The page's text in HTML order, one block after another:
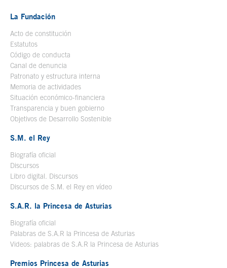
La Fundación
Acto de constitución
Estatutos
Código de conducta
Canal de denuncia
Patronato y estructura interna
Memoria de actividades
Situación económico-financiera
Transparencia y buen gobierno
Objetivos de Desarrollo Sostenible
S.M. el Rey
Biografía oficial
Discursos
Libro digital. Discursos
Discursos de S.M. el Rey en vídeo
S.A.R. la Princesa de Asturias
Biografía oficial
Palabras de S.A.R la Princesa de Asturias
Videos: palabras de S.A.R la Princesa de Asturias
Premios Princesa de Asturias